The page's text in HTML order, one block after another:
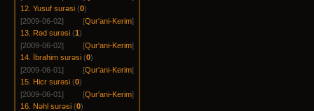
12. Yusuf surəsi (0)
[2009-06-02]
[Qur'ani-Kerim]
13. Rəd surəsi (1)
[2009-06-02]
[Qur'ani-Kerim]
14. İbrahim surəsi (0)
[2009-06-01]
[Qur'ani-Kerim]
15. Hicr surəsi (0)
[2009-06-01]
[Qur'ani-Kerim]
16. Nəhl surəsi (0)